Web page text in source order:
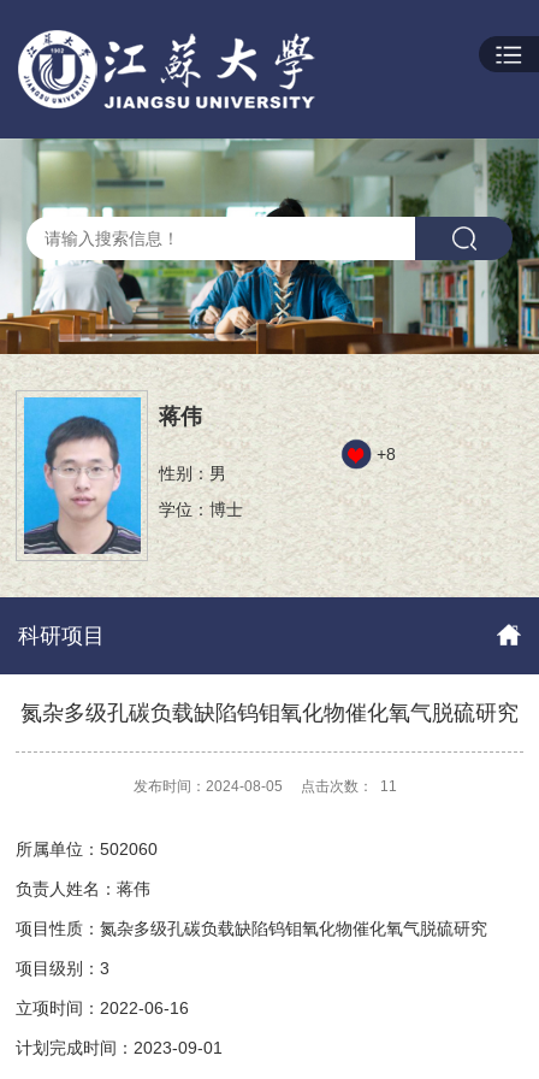
蒋伟
性别：男
学位：博士
+8
科研项目
氮杂多级孔碳负载缺陷钨钼氧化物催化氧气脱硫研究
发布时间：2024-08-05 点击次数： 11
所属单位：502060
负责人姓名：蒋伟
项目性质：氮杂多级孔碳负载缺陷钨钼氧化物催化氧气脱硫研究
项目级别：3
立项时间：2022-06-16
计划完成时间：2023-09-01